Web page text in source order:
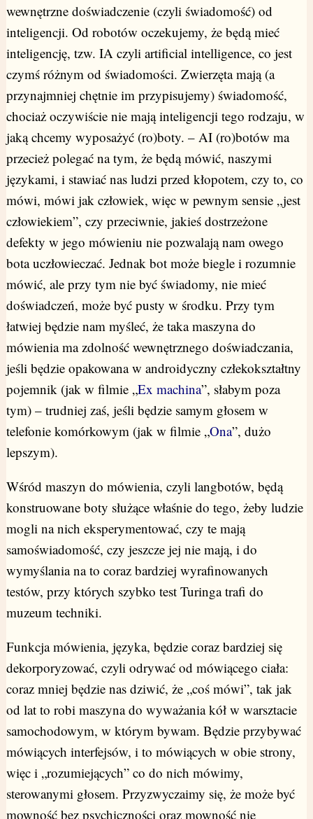
wewnętrzne doświadczenie (czyli świadomość) od
inteligencji. Od robotów oczekujemy, że będą mieć
inteligencję, tzw. IA czyli artificial intelligence, co jest
czymś różnym od świadomości. Zwierzęta mają (a
przynajmniej chętnie im przypisujemy) świadomość,
chociaż oczywiście nie mają inteligencji tego rodzaju, w
jaką chcemy wyposażyć (ro)boty. – AI (ro)botów ma
przecież polegać na tym, że będą mówić, naszymi
językami, i stawiać nas ludzi przed kłopotem, czy to, co
mówi, mówi jak człowiek, więc w pewnym sensie „jest
człowiekiem”, czy przeciwnie, jakieś dostrzeżone
defekty w jego mówieniu nie pozwalają nam owego
bota uczłowieczać. Jednak bot może biegle i rozumnie
mówić, ale przy tym nie być świadomy, nie mieć
doświadczeń, może być pusty w środku. Przy tym
łatwiej będzie nam myśleć, że taka maszyna do
mówienia ma zdolność wewnętrznego doświadczania,
jeśli będzie opakowana w androidyczny człekokształtny
pojemnik (jak w filmie „Ex machina”, słabym poza
tym) – trudniej zaś, jeśli będzie samym głosem w
telefonie komórkowym (jak w filmie „Ona”, dużo
lepszym).
Wśród maszyn do mówienia, czyli langbotów, będą
konstruowane boty służące właśnie do tego, żeby ludzie
mogli na nich eksperymentować, czy te mają
samoświadomość, czy jeszcze jej nie mają, i do
wymyślania na to coraz bardziej wyrafinowanych
testów, przy których szybko test Turinga trafi do
muzeum techniki.
Funkcja mówienia, języka, będzie coraz bardziej się
dekorporyzować, czyli odrywać od mówiącego ciała:
coraz mniej będzie nas dziwić, że „coś mówi”, tak jak
od lat to robi maszyna do wyważania kół w warsztacie
samochodowym, w którym bywam. Będzie przybywać
mówiących interfejsów, i to mówiących w obie strony,
więc i „rozumiejących” co do nich mówimy,
sterowanymi głosem. Przyzwyczaimy się, że może być
mowność bez psychiczności oraz mowność nie